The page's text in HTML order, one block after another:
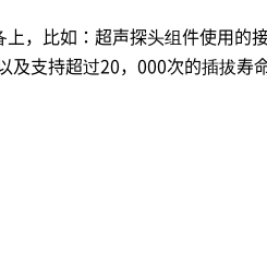
，比如：超声探头组件使用的
支持超过20，000次的插拔寿